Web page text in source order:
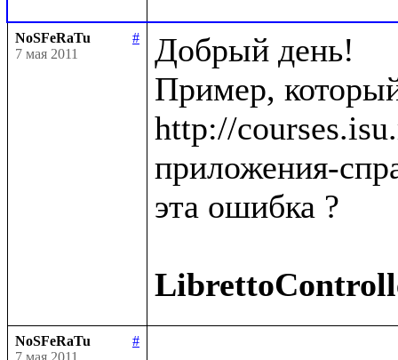
NoSFeRaTu
#
7 мая 2011
Добрый день!
Пример,
http://
приложения-
эта ошибка ?
NoSFeRaTu
#
7 мая 2011